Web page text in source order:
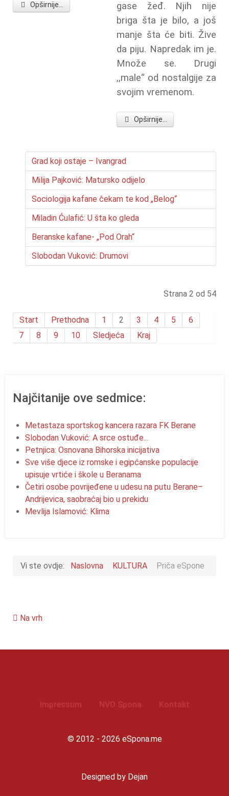
Opširnije...
gase žeđ. Njih nije
briga šta je bilo, a još
manje šta će biti. Žive
da piju. Napredak im je.
Množe se. Drugi
,,male“ od nostalgije za
svojim vremenom.
Opširnije...
Grad koji ostaje – Ivangrad
Milija Pajković: Matursko odijelo
Sociologija kafane čekam te kod „Belog“
Miladin Ćulafić: U šta ko gleda
Beranske kafane- „Pod Orah“
Slobodan Vuković: Drumovi
Strana 2 od 54
Start Prethodna 1 2 3 4 5
6
7
8 9 10 Sledjeća Kraj
Najčitanije ove sedmice:
Metastaza sportskog kancera razara FK Berane
Slobodan Vuković: A srce ostuđe...
Petnjica: Osnovana Bihorska inicijativa
Sve više djece iz romske i egipćanske populacije
upisuje vrtiće i škole u Beranama
Četiri osobe povrijeđene u udesu na putu Berane–
Andrijevica, saobraćaj bio u prekidu
Mevlija Islamović: Klima
Vi ste ovdje: Naslovna KULTURA Priča eSpone
Na vrh
Impressum NVO Spona Kontakt
© 2012 - 2026 eSpona.me
Designed by Dejan